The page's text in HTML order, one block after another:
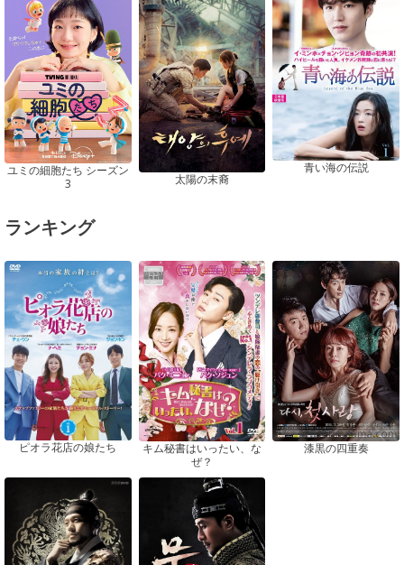
ユミの細胞たち シーズン
3
太陽の末裔
青い海の伝説
ランキング
ピオラ花店の娘たち
キム秘書はいったい、な
ぜ？
漆黒の四重奏